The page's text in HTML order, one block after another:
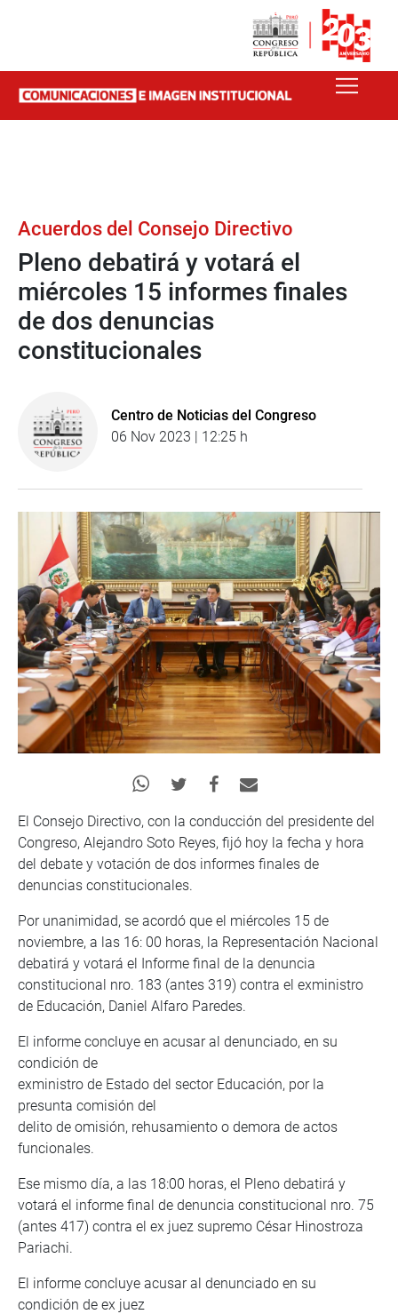
Acuerdos del Consejo Directivo
Pleno debatirá y votará el
miércoles 15 informes finales
de dos denuncias
constitucionales
Centro de Noticias del Congreso
06 Nov 2023 | 12:25 h
El Consejo Directivo, con la conducción del presidente del
Congreso, Alejandro Soto Reyes, fijó hoy la fecha y hora
del debate y votación de dos informes finales de
denuncias constitucionales.
Por unanimidad, se acordó que el miércoles 15 de
noviembre, a las 16: 00 horas, la Representación Nacional
debatirá y votará el Informe final de la denuncia
constitucional nro. 183 (antes 319) contra el exministro
de Educación, Daniel Alfaro Paredes.
El informe concluye en acusar al denunciado, en su
condición de
exministro de Estado del sector Educación, por la
presunta comisión del
delito de omisión, rehusamiento o demora de actos
funcionales.
Ese mismo día, a las 18:00 horas, el Pleno debatirá y
votará el informe final de denuncia constitucional nro. 75
(antes 417) contra el ex juez supremo César Hinostroza
Pariachi.
El informe concluye acusar al denunciado en su
condición de ex juez